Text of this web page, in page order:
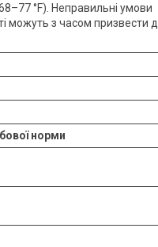
°F). Неправильні умови
можуть з часом призвести
норми